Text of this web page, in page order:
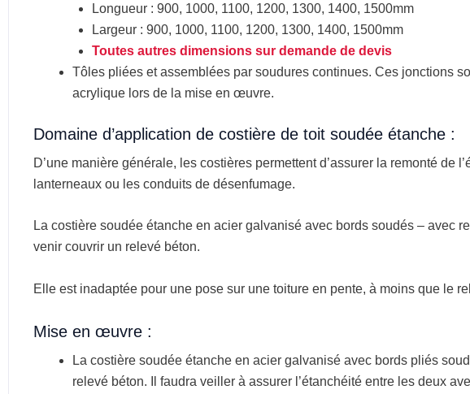
Longueur : 900, 1000, 1100, 1200, 1300, 1400, 1500mm
Largeur : 900, 1000, 1100, 1200, 1300, 1400, 1500mm
Toutes autres dimensions sur demande de devis
Tôles pliées et assemblées par soudures continues. Ces jonctions
acrylique lors de la mise en œuvre.
Domaine d’application de costière de toit soudée étanche :
D’une manière générale, les costières permettent d’assurer la remonté
lanterneaux ou les conduits de désenfumage.
La costière soudée étanche en acier galvanisé avec bords soudés – avec
venir couvrir un relevé béton.
Elle est inadaptée pour une pose sur une toiture en pente, à moins que le
Mise en œuvre :
La costière soudée étanche en acier galvanisé avec bords pliés
relevé béton. Il faudra veiller à assurer l’étanchéité entre les deux